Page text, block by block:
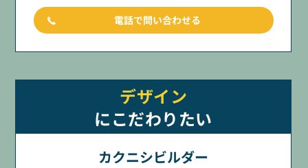
電話で問い合わせる
デザイン
にこだわりたい
カクニシビルダー